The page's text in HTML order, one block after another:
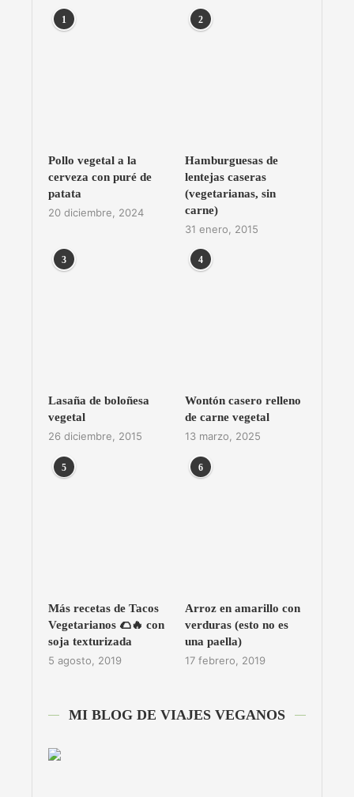
1
Pollo vegetal a la
cerveza con puré de
patata
20 diciembre, 2024
2
Hamburguesas de
lentejas caseras
(vegetarianas, sin
carne)
31 enero, 2015
3
Lasaña de boloñesa
vegetal
26 diciembre, 2015
4
Wontón casero relleno
de carne vegetal
13 marzo, 2025
5
Más recetas de Tacos
Vegetarianos 🌮🔥 con
soja texturizada
5 agosto, 2019
6
Arroz en amarillo con
verduras (esto no es
una paella)
17 febrero, 2019
MI BLOG DE VIAJES VEGANOS